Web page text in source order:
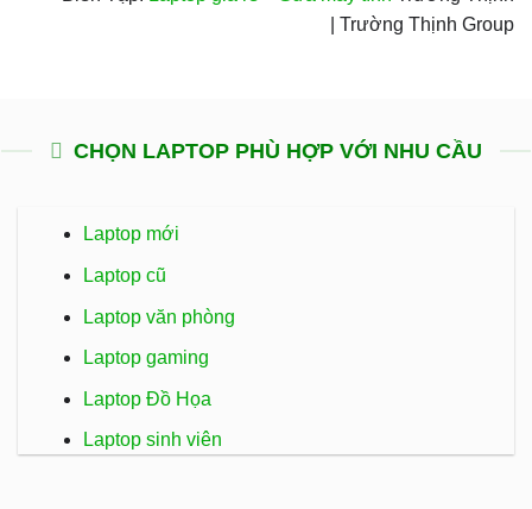
| Trường Thịnh Group
CHỌN LAPTOP PHÙ HỢP VỚI NHU CẦU
Laptop mới
Laptop cũ
Laptop văn phòng
Laptop gaming
Laptop Đồ Họa
Laptop sinh viên